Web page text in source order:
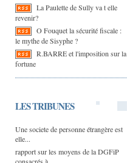
La Paulette de Sully va t elle
revenir?
O Fouquet la sécurité fiscale :
le mythe de Sisyphe ?
R.BARRE et l'imposition sur la
fortune
LES TRIBUNES
Une societe de personne étrangère est
elle...
rapport sur les moyens de la DGFiP
consacrés à...